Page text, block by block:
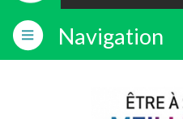
Navigation